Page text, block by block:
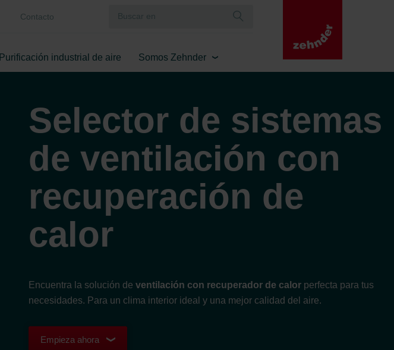
Contacto
Purificación industrial de aire Somos Zehnder
Selector de sistemas
de ventilación con
recuperación de
calor
Encuentra la solución de ventilación con recuperador de calorperfecta para tus
necesidades. Para un clima interior ideal y una mejor calidad del aire.
Empieza ahora